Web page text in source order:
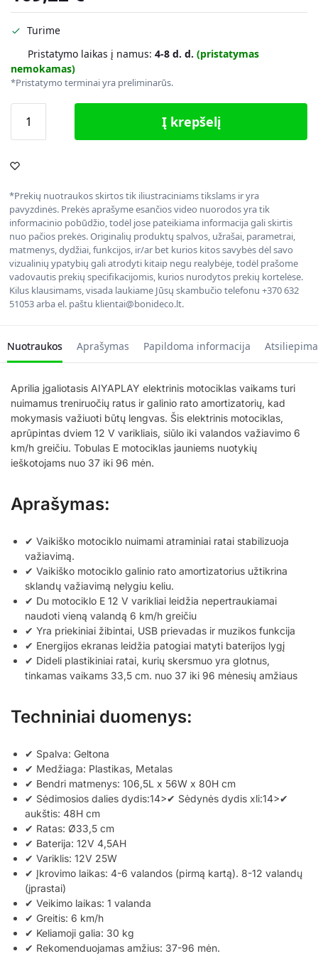
Turime
Pristatymo laikas į namus: 4-8 d. d. (pristatymas
nemokamas)
*Pristatymo terminai yra preliminarūs.
Į krepšelį
*Prekių nuotraukos skirtos tik iliustraciniams tikslams ir yra
pavyzdinės. Prekės aprašyme esančios video nuorodos yra tik
informacinio pobūdžio, todėl jose pateikiama informacija gali skirtis
nuo pačios prekės. Originalių produktų spalvos, užrašai, parametrai,
matmenys, dydžiai, funkcijos, ir/ar bet kurios kitos savybės dėl savo
vizualinių ypatybių gali atrodyti kitaip negu realybėje, todėl prašome
vadovautis prekių specifikacijomis, kurios nurodytos prekių kortelėse.
Kilus klausimams, visada laukiame Jūsų skambučio telefonu +370 632
51053 arba el. paštu klientai@bonideco.lt.
Nuotraukos Aprašymas Papildoma informacija
Aprilia įgaliotasis AIYAPLAY elektrinis motociklas vaikams turi
nuimamus treniruočių ratus ir galinio rato amortizatorių, kad
mokymasis važiuoti būtų lengvas. Šis elektrinis motociklas,
aprūpintas dviem 12 V varikliais, siūlo iki valandos važiavimo 6
km/h greičiu. Tobulas E motociklas jauniems nuotykių
ieškotojams nuo 37 iki 96 mėn.
Aprašymas:
✔ Vaikiško motociklo nuimami atraminiai ratai stabilizuoja
važiavimą.
✔ Vaikiško motociklo galinio rato amortizatorius užtikrina
sklandų važiavimą nelygiu keliu.
✔ Du motociklo E 12 V varikliai leidžia nepertraukiamai
naudoti vieną valandą 6 km/h greičiu
✔ Yra priekiniai žibintai, USB prievadas ir muzikos funkcija
✔ Energijos ekranas leidžia patogiai matyti baterijos lygį
✔ Dideli plastikiniai ratai, kurių skersmuo yra glotnus,
tinkamas vaikams 33,5 cm. nuo 37 iki 96 mėnesių amžiaus
Techniniai duomenys:
✔ Spalva: Geltona
✔ Medžiaga: Plastikas, Metalas
✔ Bendri matmenys: 106,5L x 56W x 80H cm
✔ Sėdimosios dalies dydis:14>✔ Sėdynės dydis xli:14>✔
aukštis: 48H cm
✔ Ratas: Ø33,5 cm
✔ Baterija: 12V 4,5AH
✔ Variklis: 12V 25W
✔ Įkrovimo laikas: 4-6 valandos (pirmą kartą). 8-12 valandų
(įprastai)
✔ Veikimo laikas: 1 valanda
✔ Greitis: 6 km/h
✔ Keliamoji galia: 30 kg
✔ Rekomenduojamas amžius: 37-96 mėn.